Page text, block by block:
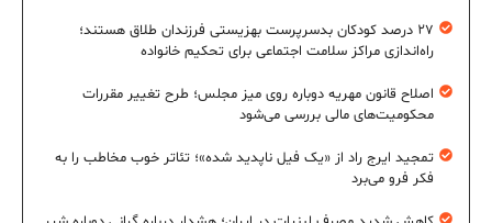
۲۷ درصد کودکان بدسرپرست بهزیستی فرزندان طلاق هستند؛
راه‌اندازی مراکز سلامت اجتماعی برای تحکیم خانواده
اصلاح قانون مهریه دوباره روی میز مجلس؛ طرح تغییر مقررات
محکومیت‌های مالی بررسی می‌شود
تمجید ایرج راد از «یک فیل ناپدید شده»؛ تئاتر خوب مخاطب را به
فکر فرو می‌برد